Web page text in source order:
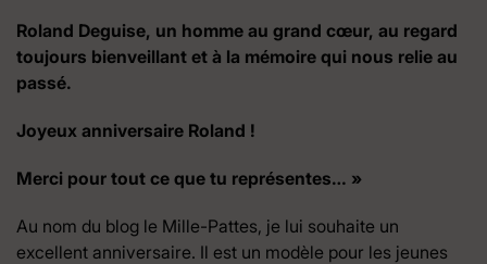
Roland Deguise, un homme au grand cœur, au regard
toujours bienveillant et à la mémoire qui nous relie au
passé.
Joyeux anniversaire Roland !
Merci pour tout ce que tu représentes… »
Au nom du blog le Mille-Pattes, je lui souhaite un
excellent anniversaire. Il est un modèle pour les jeunes